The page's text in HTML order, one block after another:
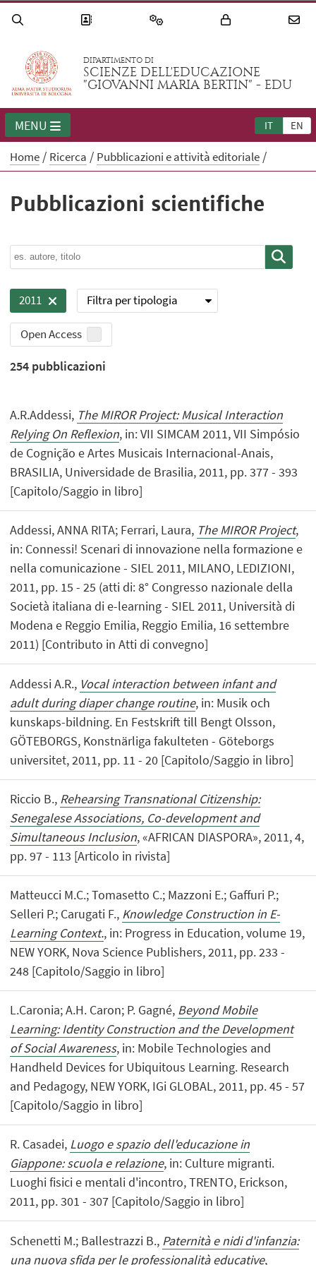
DIPARTIMENTO DI
SCIENZE DELL'EDUCAZIONE
"GIOVANNI MARIA BERTIN" - EDU
IT EN
MENU
Home Ricerca Pubblicazioni e attività editoriale
Pubblicazioni scientifiche
2011 Filtra per tipologia
Open Access
254 pubblicazioni
A.R.Addessi, The MIROR Project: Musical Interaction
Relying On Reflexion, in: VII SIMCAM 2011, VII Simpósio
de Cognição e Artes Musicais Internacional-Anais,
BRASILIA, Universidade de Brasilia, 2011, pp. 377 - 393
[Capitolo/Saggio in libro]
Addessi, ANNA RITA; Ferrari, Laura, The MIROR Project,
in: Connessi! Scenari di innovazione nella formazione e
nella comunicazione - SIEL 2011, MILANO, LEDIZIONI,
2011, pp. 15 - 25 (atti di: 8° Congresso nazionale della
Società italiana di e-learning - SIEL 2011, Università di
Modena e Reggio Emilia, Reggio Emilia, 16 settembre
2011) [Contributo in Atti di convegno]
Addessi A.R., Vocal interaction between infant and
adult during diaper change routine, in: Musik och
kunskaps-bildning. En Festskrift till Bengt Olsson,
GÖTEBORGS, Konstnärliga fakulteten - Göteborgs
universitet, 2011, pp. 11 - 20 [Capitolo/Saggio in libro]
Riccio B., Rehearsing Transnational Citizenship:
Senegalese Associations, Co-development and
Simultaneous Inclusion, «AFRICAN DIASPORA», 2011, 4,
pp. 97 - 113 [Articolo in rivista]
Matteucci M.C.; Tomasetto C.; Mazzoni E.; Gaffuri P.;
Selleri P.; Carugati F., Knowledge Construction in E-
Learning Context., in: Progress in Education, volume 19,
NEW YORK, Nova Science Publishers, 2011, pp. 233 -
248 [Capitolo/Saggio in libro]
L.Caronia; A.H. Caron; P. Gagné, Beyond Mobile
Learning: Identity Construction and the Development
of Social Awareness, in: Mobile Technologies and
Handheld Devices for Ubiquitous Learning. Research
and Pedagogy, NEW YORK, IGi GLOBAL, 2011, pp. 45 - 57
[Capitolo/Saggio in libro]
R. Casadei, Luogo e spazio dell'educazione in
Giappone: scuola e relazione, in: Culture migranti.
Luoghi fisici e mentali d'incontro, TRENTO, Erickson,
2011, pp. 301 - 307 [Capitolo/Saggio in libro]
Schenetti M.; Ballestrazzi B., Paternità e nidi d'infanzia:
una nuova sfida per le professionalità educative,